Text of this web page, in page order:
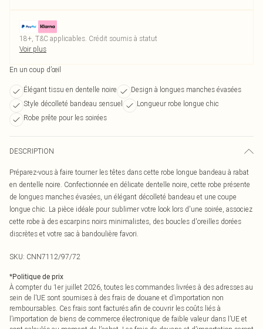
18+, T&C applicables. Crédit soumis à statut
Voir plus
En un coup d’œil
Élégant tissu en dentelle noire
Design à longues manches évasées
Style décolleté bandeau sensuel
Longueur robe longue chic
Robe prête pour les soirées
DESCRIPTION
Préparez-vous à faire tourner les têtes dans cette robe longue bandeau à rabat
en dentelle noire. Confectionnée en délicate dentelle noire, cette robe présente
de longues manches évasées, un élégant décolleté bandeau et une coupe
longue chic. La pièce idéale pour sublimer votre look lors d'une soirée, associez
cette robe à des escarpins noirs minimalistes, des boucles d'oreilles dorées
discrètes et votre sac à bandoulière favori.
SKU: CNN7112/97/72
*Politique de prix
À compter du 1er juillet 2026, toutes les commandes livrées à des adresses au
sein de l’UE sont soumises à des frais de douane et d’importation non
remboursables. Ces frais sont facturés afin de couvrir les coûts liés à
l’importation de biens de commerce électronique de faible valeur dans l’UE et